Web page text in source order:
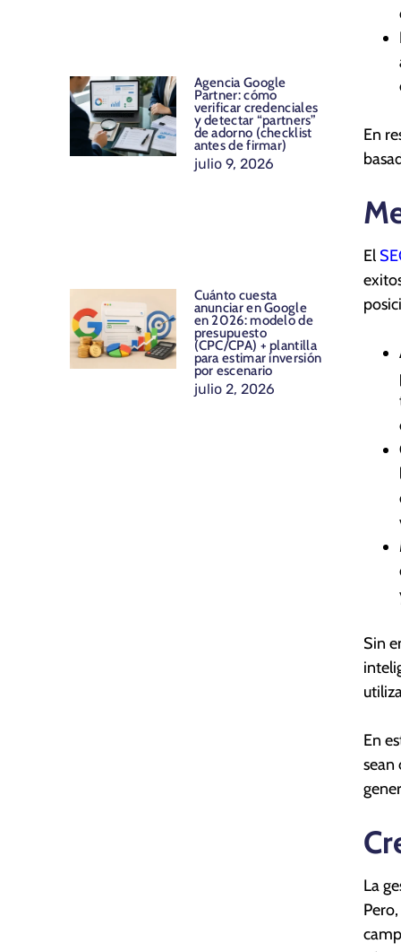
En
El
Sin
En
sean
La
Pero,
Agencia Google
Partner: cómo
verificar credenciales
y detectar “partners”
de adorno (checklist
antes de firmar)
julio 9, 2026
Cuánto cuesta
anunciar en Google
en 2026: modelo de
presupuesto
(CPC/CPA) + plantilla
para estimar inversión
por escenario
julio 2, 2026